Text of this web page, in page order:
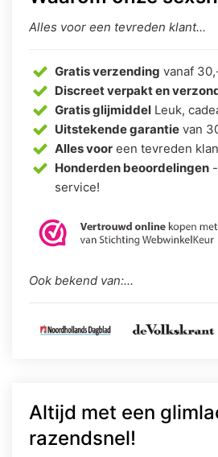
Alles voor een tevreden klant...
Gratis verzending vanaf
Discreet verpakt en
Gratis glijmiddel Leuk,
Uitstekende garantie van
Alles voor een tevreden
Honderden beoordelingen
service!
Ook bekend van:...
Altijd met een
razendsnel!